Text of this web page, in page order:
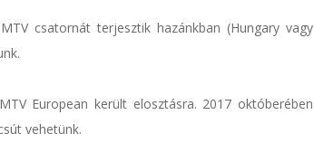
csatornát terjesztik hazánkban (Hungary vagy
European került elosztásra. 2017 októberében
vehetünk.